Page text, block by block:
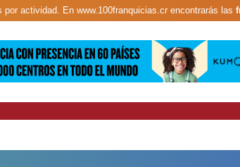
por actividad. En www.100franquicias.cr encontrarás las